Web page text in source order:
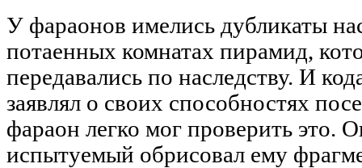
У фараонов имелись дубликаты
потаенных комнатах пирамид,
передавались по наследству. И
заявлял о своих способностях
фараон легко мог проверить это.
испытуемый обрисовал ему